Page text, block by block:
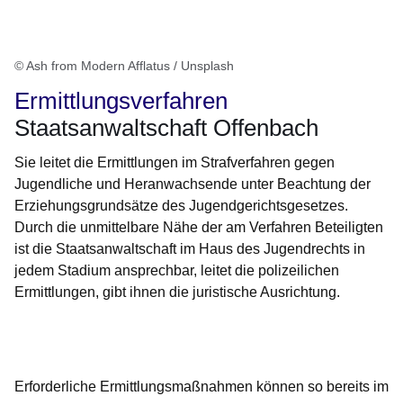
© Ash from Modern Afflatus / Unsplash
Ermittlungsverfahren
Staatsanwaltschaft Offenbach
Sie leitet die Ermittlungen im Strafverfahren gegen
Jugendliche und Heranwachsende unter Beachtung der
Erziehungsgrundsätze des Jugendgerichtsgesetzes.
Durch die unmittelbare Nähe der am Verfahren Beteiligten
ist die Staatsanwaltschaft im Haus des Jugendrechts in
jedem Stadium ansprechbar, leitet die polizeilichen
Ermittlungen, gibt ihnen die juristische Ausrichtung.
Erforderliche Ermittlungsmaßnahmen können so bereits im